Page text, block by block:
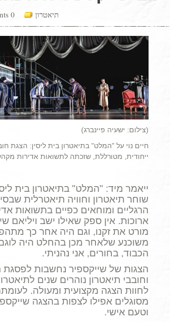
0 comments תיאטרון
(צילום: ישעיה פיינברג)
חיים נוי על "המלט" בתיאטרון בית ליסין: הצגת
ייחודית, מטורללת, שזכתה לתשואות אדירות
ייאמר מיד: "המלט" בתיאטרון בית
שוחר תיאטרון וחוויה תיאטרלית
הרגליים ומוחאים כפיים בתשואות
ארוכות. אין ספק שאילו ישב ויליאם
מורט את זקנו, וגם היה אחר כך
משוכנע שלאחר מכן בהחלט היה
הכבוד, בחורים, אני נהניתי.
הצגות של שייקספיר נחשבות לפסגת
וחובבי תיאטרון נוהרים שנים
לחוות הצגה מקצועית ומעולה.
מסוגלים אפילו לצפות בהצגה
וטעם אישי.